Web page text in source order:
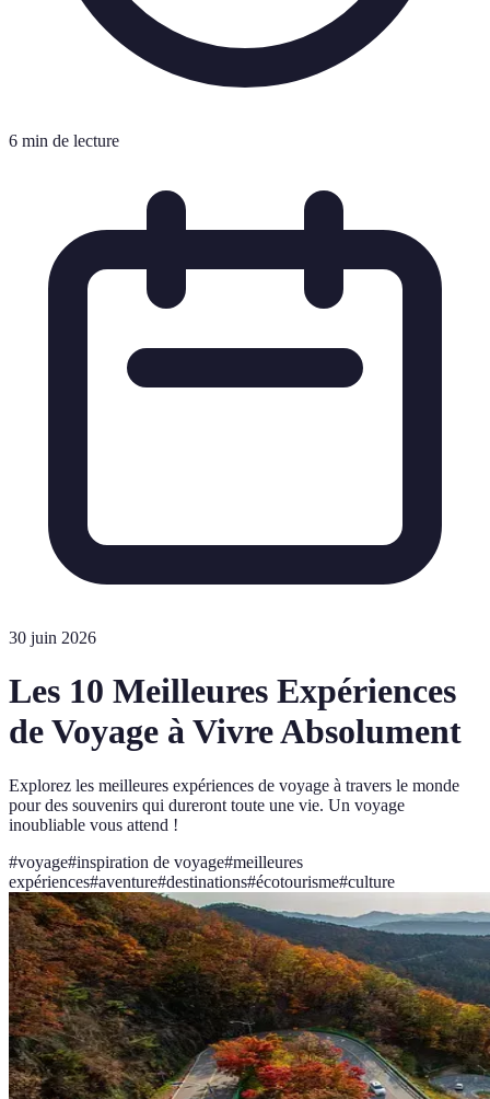
6 min de lecture
30 juin 2026
Les 10 Meilleures Expériences
de Voyage à Vivre Absolument
Explorez les meilleures expériences de voyage à travers le monde
pour des souvenirs qui dureront toute une vie. Un voyage
inoubliable vous attend !
#voyage#inspiration de voyage#meilleures
expériences#aventure#destinations#écotourisme#culture